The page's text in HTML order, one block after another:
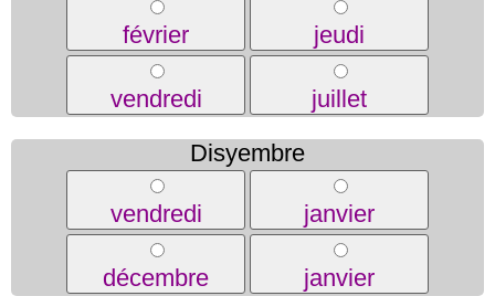
février jeudi
vendredi
juillet
Disyembre
vendredi janvier
décembre
janvier